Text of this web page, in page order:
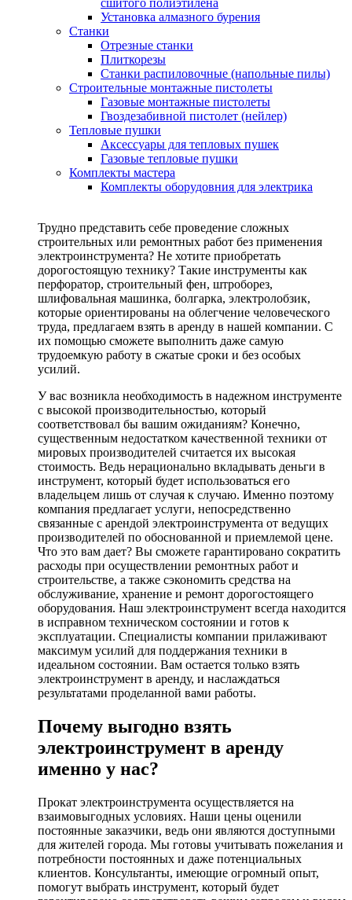
сшитого полиэтилена
Установка алмазного бурения
Станки
Отрезные станки
Плиткорезы
Станки распиловочные (напольные пилы)
Строительные монтажные пистолеты
Газовые монтажные пистолеты
Гвоздезабивной пистолет (нейлер)
Тепловые пушки
Аксессуары для тепловых пушек
Газовые тепловые пушки
Комплекты мастера
Комплекты оборудовния для электрика
Трудно представить себе проведение сложных
строительных или ремонтных работ без применения
электроинструмента? Не хотите приобретать
дорогостоящую технику? Такие инструменты как
перфоратор, строительный фен, штроборез,
шлифовальная машинка, болгарка, электролобзик,
которые ориентированы на облегчение человеческого
труда, предлагаем взять в аренду в нашей компании. С
их помощью сможете выполнить даже самую
трудоемкую работу в сжатые сроки и без особых
усилий.
У вас возникла необходимость в надежном инструменте
с высокой производительностью, который
соответствовал бы вашим ожиданиям? Конечно,
существенным недостатком качественной техники от
мировых производителей считается их высокая
стоимость. Ведь нерационально вкладывать деньги в
инструмент, который будет использоваться его
владельцем лишь от случая к случаю. Именно поэтому
компания предлагает услуги, непосредственно
связанные с арендой электроинструмента от ведущих
производителей по обоснованной и приемлемой цене.
Что это вам дает? Вы сможете гарантировано сократить
расходы при осуществлении ремонтных работ и
строительстве, а также сэкономить средства на
обслуживание, хранение и ремонт дорогостоящего
оборудования. Наш электроинструмент всегда находится
в исправном техническом состоянии и готов к
эксплуатации. Специалисты компании прилаживают
максимум усилий для поддержания техники в
идеальном состоянии. Вам остается только взять
электроинструмент в аренду, и наслаждаться
результатами проделанной вами работы.
Почему выгодно взять
электроинструмент в аренду
именно у нас?
Прокат электроинструмента осуществляется на
взаимовыгодных условиях. Наши цены оценили
постоянные заказчики, ведь они являются доступными
для жителей города. Мы готовы учитывать пожелания и
потребности постоянных и даже потенциальных
клиентов. Консультанты, имеющие огромный опыт,
помогут выбрать инструмент, который будет